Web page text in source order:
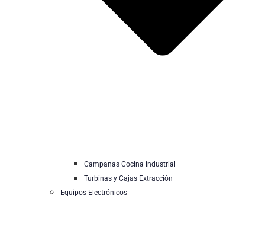
Campanas Cocina industrial
Turbinas y Cajas Extracción
Equipos Electrónicos